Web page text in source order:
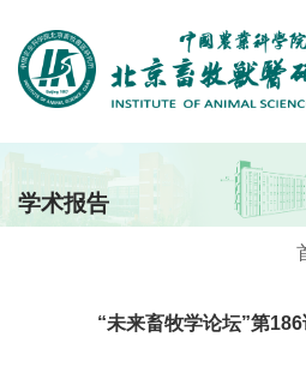
首页
牧医概况
学术报告
“未来畜牧学论坛”第186